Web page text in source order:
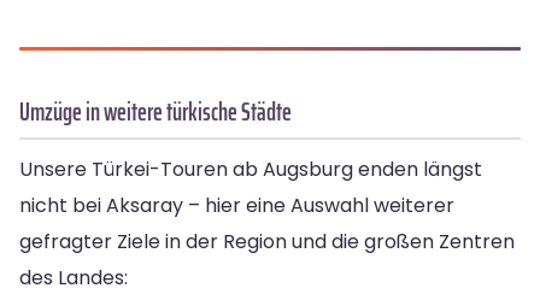
Umzüge in weitere türkische Städte
Unsere Türkei-Touren ab Augsburg enden längst
nicht bei Aksaray – hier eine Auswahl weiterer
gefragter Ziele in der Region und die großen Zentren
des Landes: